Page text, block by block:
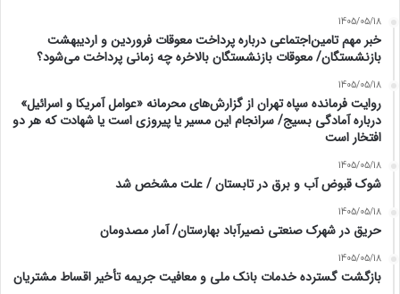
1405/05/18
خبر مهم تامین‌اجتماعی درباره پرداخت معوقات فروردین و اردیبهشت
بازنشستگان/ معوقات بازنشستگان بالاخره چه زمانی پرداخت می‌شود؟
1405/05/18
روایت فرمانده سپاه تهران از گزارش‌های محرمانه «عوامل آمریکا و اسرائیل»
درباره آمادگی بسیج/ سرانجام این مسیر یا پیروزی است یا شهادت که هر دو
افتخار است
1405/05/18
شوک قبوض آب و برق در تابستان / علت مشخص شد
1405/05/18
حریق در شهرک صنعتی نصیرآباد بهارستان/ آمار مصدومان
1405/05/18
بازگشت گسترده خدمات بانک ملی و معافیت جریمه تأخیر اقساط مشتریان